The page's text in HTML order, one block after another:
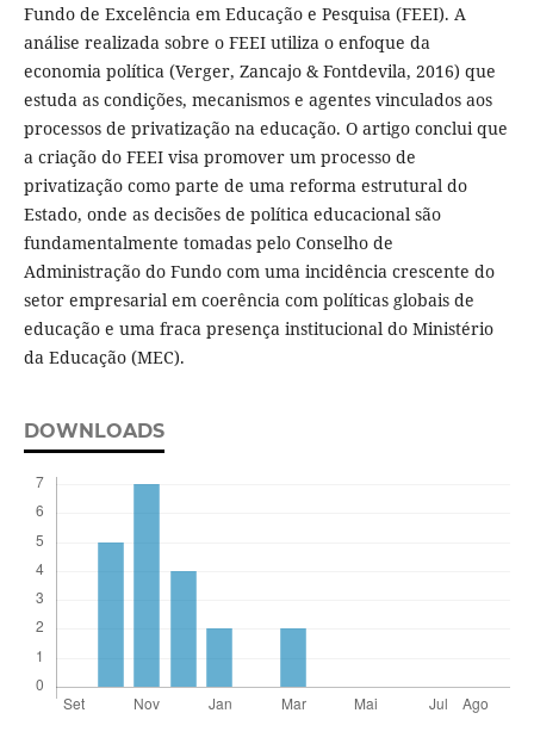
Fundo de Excelência em Educação e Pesquisa (FEEI). A
análise realizada sobre o FEEI utiliza o enfoque da
economia política (Verger, Zancajo & Fontdevila, 2016) que
estuda as condições, mecanismos e agentes vinculados aos
processos de privatização na educação. O artigo conclui que
a criação do FEEI visa promover um processo de
privatização como parte de uma reforma estrutural do
Estado, onde as decisões de política educacional são
fundamentalmente tomadas pelo Conselho de
Administração do Fundo com uma incidência crescente do
setor empresarial em coerência com políticas globais de
educação e uma fraca presença institucional do Ministério
da Educação (MEC).
DOWNLOADS